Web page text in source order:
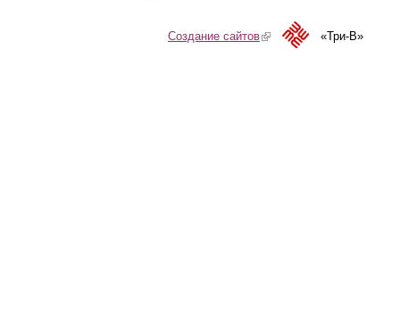
Создание сайтов(link is external)«Три-В»